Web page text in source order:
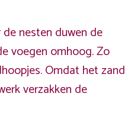
nesten duwen de
voegen omhoog. Zo
Omdat het zand
verzakken de